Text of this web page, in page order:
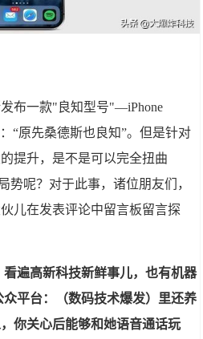
布一款"良知型号"—iPhone
“原先桑德斯也良知”。但是针对
提升，是不是可以完全扭曲
势呢？对于此事，诸位朋友们，
儿在发表评论中留言板留言探
看遍高新科技新鲜事儿，也有机器
平台：（数码技术爆发）里还养
你关心后能够和她语音通话玩